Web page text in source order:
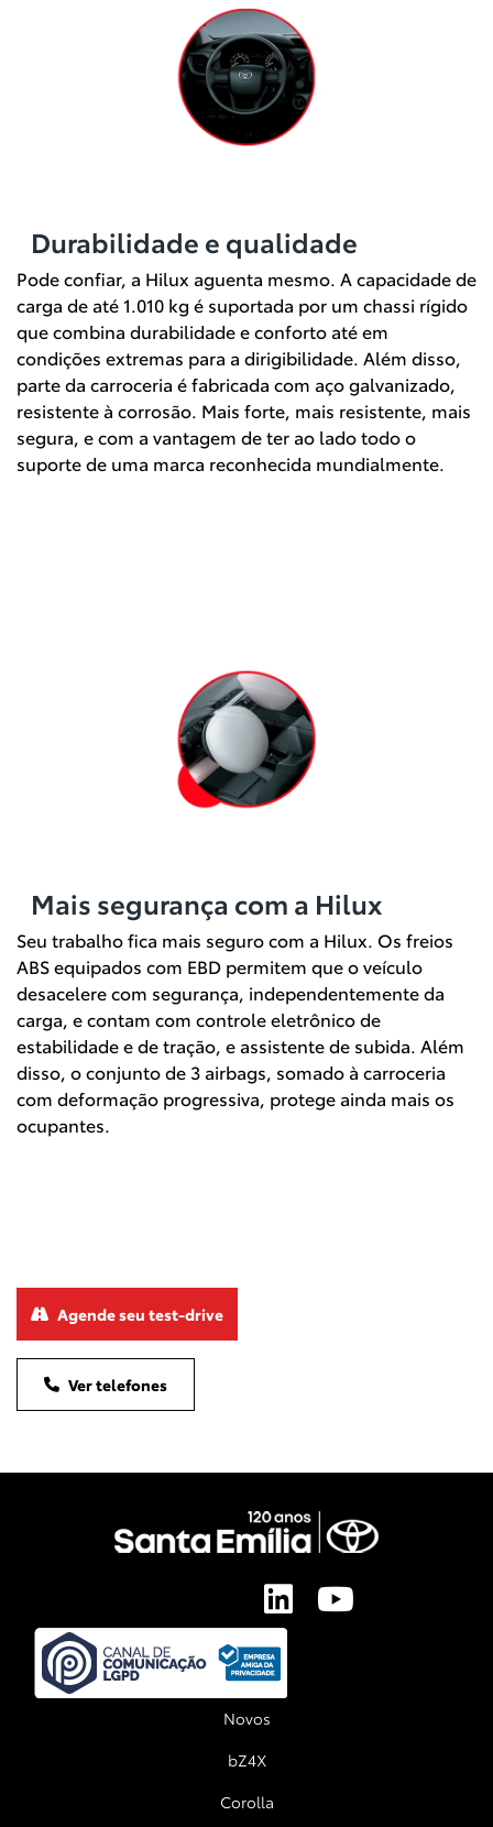
Durabilidade e qualidade
Pode confiar, a Hilux aguenta mesmo. A capacidade de
carga de até 1.010 kg é suportada por um chassi rígido
que combina durabilidade e conforto até em
condições extremas para a dirigibilidade. Além disso,
parte da carroceria é fabricada com aço galvanizado,
resistente à corrosão. Mais forte, mais resistente, mais
segura, e com a vantagem de ter ao lado todo o
suporte de uma marca reconhecida mundialmente.
Mais segurança com a Hilux
Seu trabalho fica mais seguro com a Hilux. Os freios
ABS equipados com EBD permitem que o veículo
desacelere com segurança, independentemente da
carga, e contam com controle eletrônico de
estabilidade e de tração, e assistente de subida. Além
disso, o conjunto de 3 airbags, somado à carroceria
com deformação progressiva, protege ainda mais os
ocupantes.
Ver telefones
Agende seu test-drive
Novos
bZ4X
Corolla